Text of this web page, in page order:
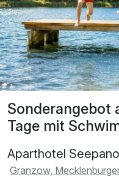
Sonderangebot
Tage mit
Aparthotel
Granzow,